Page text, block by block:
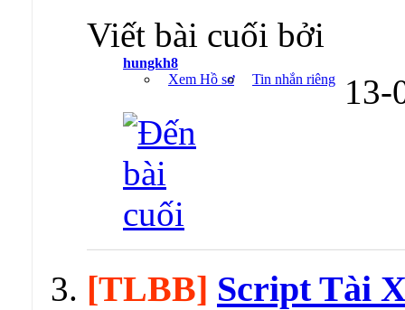
Viết bài cuối bởi
hungkh8
Xem Hồ sơ
Tin nhắn riêng
[TLBB] Script Tài